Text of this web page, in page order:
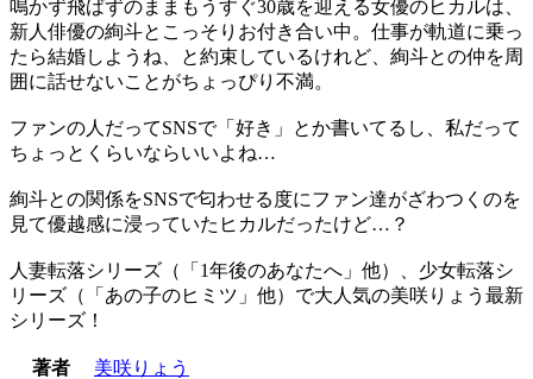
鳴かず飛ばずのままもうすぐ30歳を迎える女優のヒカルは、
新人俳優の絢斗とこっそりお付き合い中。仕事が軌道に乗っ
たら結婚しようね、と約束しているけれど、絢斗との仲を周
囲に話せないことがちょっぴり不満。
ファンの人だってSNSで「好き」とか書いてるし、私だって
ちょっとくらいならいいよね…
絢斗との関係をSNSで匂わせる度にファン達がざわつくのを
見て優越感に浸っていたヒカルだったけど…？
人妻転落シリーズ（「1年後のあなたへ」他）、少女転落シ
リーズ（「あの子のヒミツ」他）で大人気の美咲りょう最新
シリーズ！
著者
美咲りょう